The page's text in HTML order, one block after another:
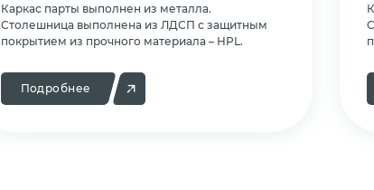
Каркас парты выполнен из металла.
Cтолешница выполнена из ЛДСП с защитным
покрытием из прочного материала – HPL.
Подробнее